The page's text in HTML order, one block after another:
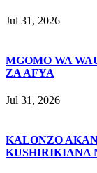
Jul 31, 2026
MGOMO WA
ZA AFYA
Jul 31, 2026
KALONZO
KUSHIRIKIANA